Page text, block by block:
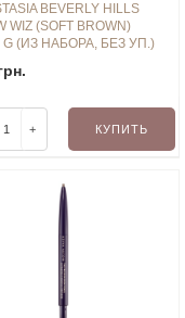
BEVERLY HILLS
WIZ (SOFT BROWN)
G (ИЗ НАБОРА, БЕЗ УП.)
+ КУПИТЬ